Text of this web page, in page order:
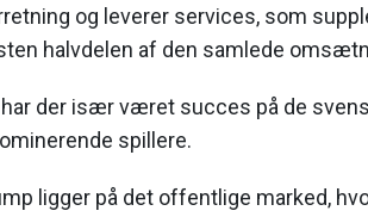
og leverer services, som
halvdelen af den samlede
har der især været succes på de
spillere.
ligger på det offentlige marked,